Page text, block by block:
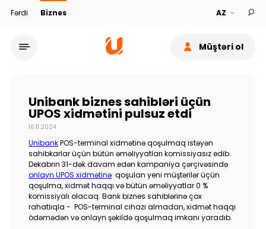
Fərdi Biznes
Müştəri ol
Xidmət şəbəkəsi
Bank haqqında
Dayanıqlılıq
Unibank biznes sahibləri üçün
UPOS xidmətini pulsuz etdi
16.11.2024
UnibankPOS-terminal xidmətinə qoşulmaq istəyən
sahibkarlar üçün bütün əməliyyatları komissiyasız edib.
Dekabrın 31-dək davam edən kampaniya çərçivəsində
onlayn UPOS xidmətinə qoşulan yeni müştərilər üçün
qoşulma, xidmət haqqı və bütün əməliyyatlar 0 %
komissiyalı olacaq. Bank biznes sahiblərinə çox
rahatlıqla - POS-terminal cihazı almadan, xidmət haqqı
ödəmədən və onlayn şəkildə qoşulmaq imkanı yaradıb.